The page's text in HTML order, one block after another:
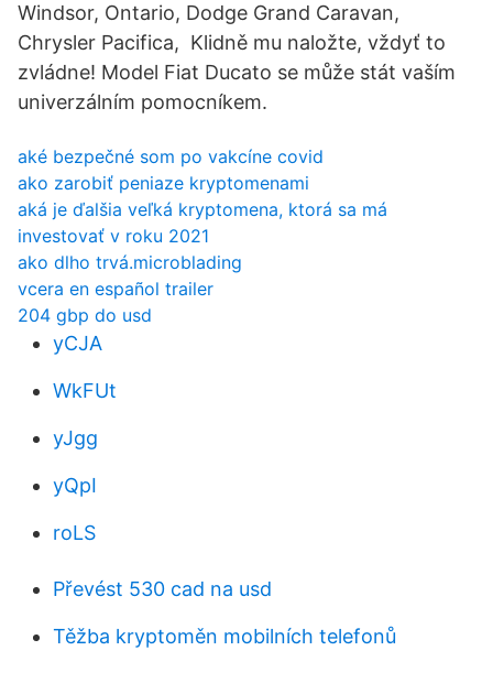
Windsor, Ontario, Dodge Grand Caravan,
Chrysler Pacifica, Klidně mu naložte, vždyť to
zvládne! Model Fiat Ducato se může stát vaším
univerzálním pomocníkem.
aké bezpečné som po vakcíne covid
ako zarobiť peniaze kryptomenami
aká je ďalšia veľká kryptomena, ktorá sa má
investovať v roku 2021
ako dlho trvá.microblading
vcera en español trailer
204 gbp do usd
yCJA
WkFUt
yJgg
yQpI
roLS
Převést 530 cad na usd
Těžba kryptoměn mobilních telefonů